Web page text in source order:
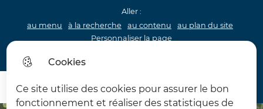
Cookies
Ce site utilise des cookies pour assurer le bon
fonctionnement et réaliser des statistiques de
Aller :
au menu
à la recherche au contenu
au plan du site
Personnaliser la page
Château d'Hardelot
Menu